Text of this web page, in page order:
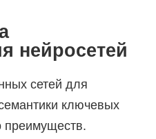
нейросетей
сетей для
ключевых
преимуществ.